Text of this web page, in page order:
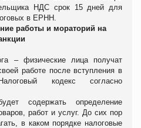
НДС срок 15 дней для
в ЕРНН.
работы и мораторий на
– физические лица получат
работе после вступления в
кодекс согласно
содержать определение
работ и услуг. До сих пор
в каком порядке налоговые